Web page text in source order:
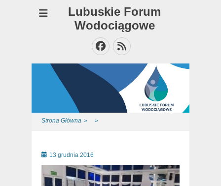
Lubuskie Forum
Wodociągowe
Facebook
Feed
Strona Główna » »
Posted
on
13 grudnia 2016